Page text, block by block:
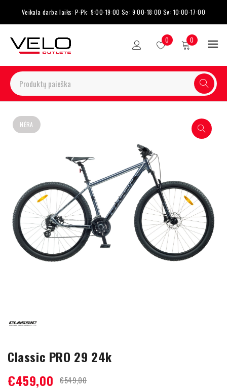
Veikala darba laiks: P-Pk: 9:00-19:00 Se: 9:00-18:00 Sv: 10:00-17:00
0 0
NĖRA
Classic PRO 29 24k
€549,00
€459,00